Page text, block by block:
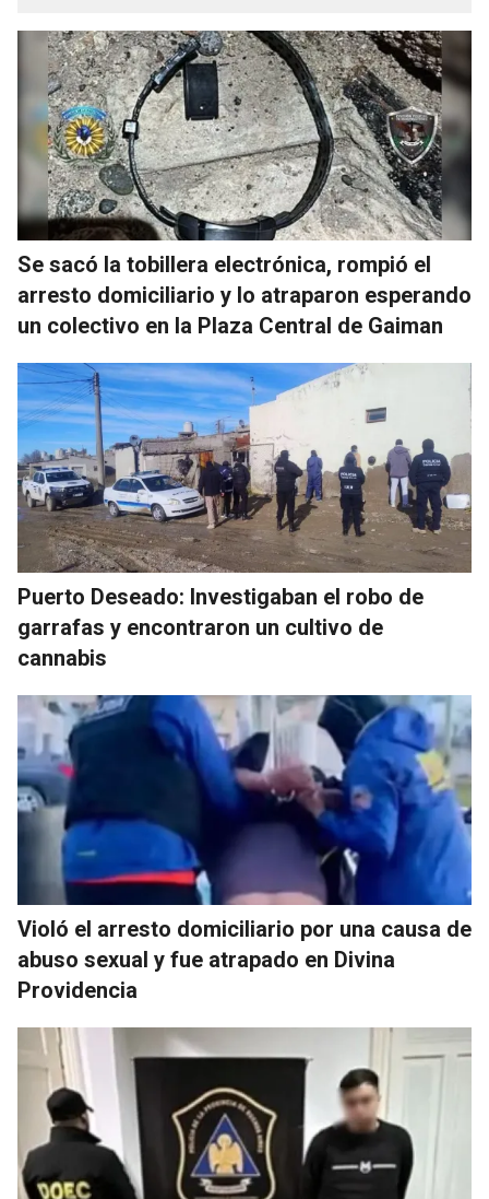
Se sacó la tobillera electrónica, rompió el
arresto domiciliario y lo atraparon esperando
un colectivo en la Plaza Central de Gaiman
Puerto Deseado: Investigaban el robo de
garrafas y encontraron un cultivo de
cannabis
Violó el arresto domiciliario por una causa de
abuso sexual y fue atrapado en Divina
Providencia